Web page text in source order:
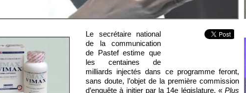
Le secrétaire national
de la communication
de Pastef estime que
les centaines de
milliards injectés dans ce programme feront,
sans doute, l’objet de la première commission
d’enquête à initier par la 14e législature. « Plus